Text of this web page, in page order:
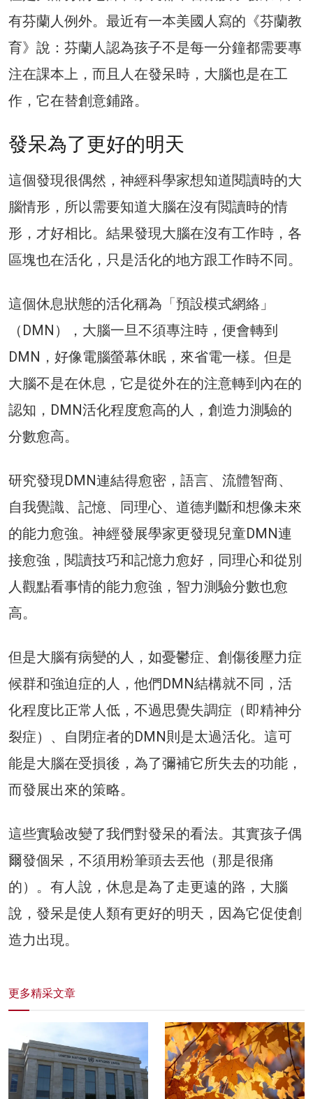
有芬蘭人例外。最近有一本美國人寫的《芬蘭教
育》說：芬蘭人認為孩子不是每一分鐘都需要專
注在課本上，而且人在發呆時，大腦也是在工
作，它在替創意鋪路。
發呆為了更好的明天
這個發現很偶然，神經科學家想知道閱讀時的大
腦情形，所以需要知道大腦在沒有閲讀時的情
形，才好相比。結果發現大腦在沒有工作時，各
區塊也在活化，只是活化的地方跟工作時不同。
這個休息狀態的活化稱為「預設模式網絡」
（DMN），大腦一旦不須專注時，便會轉到
DMN，好像電腦螢幕休眠，來省電一樣。但是
大腦不是在休息，它是從外在的注意轉到內在的
認知，DMN活化程度愈高的人，創造力測驗的
分數愈高。
研究發現DMN連結得愈密，語言、流體智商、
自我覺識、記憶、同理心、道德判斷和想像未來
的能力愈強。神經發展學家更發現兒童DMN連
接愈強，閱讀技巧和記憶力愈好，同理心和從別
人觀點看事情的能力愈強，智力測驗分數也愈
高。
但是大腦有病變的人，如憂鬱症、創傷後壓力症
候群和強迫症的人，他們DMN結構就不同，活
化程度比正常人低，不過思覺失調症（即精神分
裂症）、自閉症者的DMN則是太過活化。這可
能是大腦在受損後，為了彌補它所失去的功能，
而發展出來的策略。
這些實驗改變了我們對發呆的看法。其實孩子偶
爾發個呆，不須用粉筆頭去丟他（那是很痛
的）。有人說，休息是為了走更遠的路，大腦
說，發呆是使人類有更好的明天，因為它促使創
造力出現。
更多精采文章